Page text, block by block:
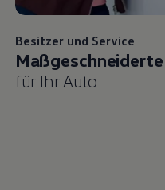
Besitzer und Service
für Ihr Auto